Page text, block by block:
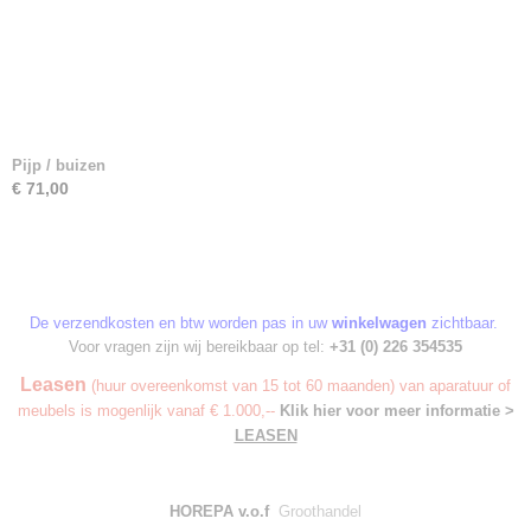
Pijp / buizen
€ 71,00
De verzendkosten en btw worden pas in uw winkelwagen zichtbaar.
Voor vragen zijn wij bereikbaar op tel: +31 (0) 226 354535
Leasen (huur overeenkomst van 15 tot 60 maanden) van aparatuur of
meubels is mogenlijk vanaf € 1.000,-- Klik hier voor meer informatie >
LEASEN
HOREPA v.o.f Groothandel